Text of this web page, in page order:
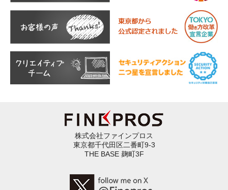
株式会社ファインプロス
東京都千代田区二番町9-3
THE BASE 麹町3F